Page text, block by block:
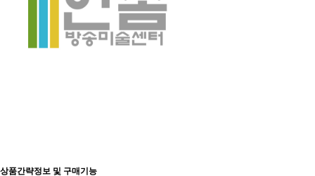
상품간략정보 및 구매기능